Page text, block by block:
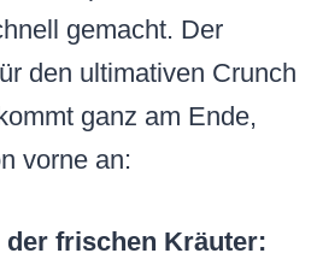
gemacht. Der
den ultimativen Crunch
ganz am Ende,
vorne an:
der frischen Kräuter: